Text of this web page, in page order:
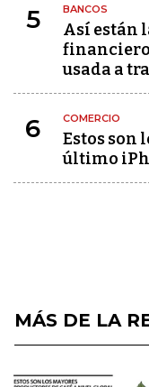
5 BANCOS
Así están
financiero
usada a
6 COMERCIO
Estos son
último
MÁS DE LA